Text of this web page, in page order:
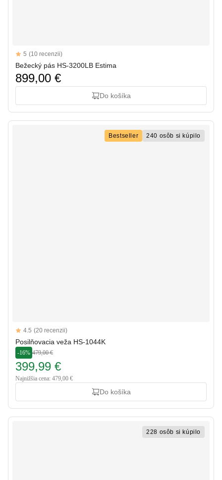
Reviews
5 out of 5 stars
5 (10 recenzii)
Bežecký pás HS-3200LB Estima
899,00 €
Do košíka
Bestseller 240 osôb si kúpilo
Reviews
4.5 out of 5 stars
4.5 (20 recenzii)
Posilňovacia veža HS-1044K
-16% 479,00 €
399,99 €
Najnižšia cena: 479,00 €
Do košíka
228 osôb si kúpilo